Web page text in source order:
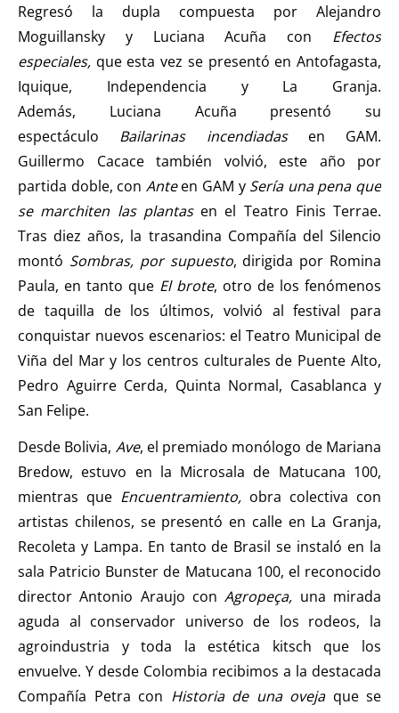
Regresó la dupla compuesta por Alejandro
Moguillansky y Luciana Acuña con Efectos
especiales, que esta vez se presentó en Antofagasta,
Iquique, Independencia y La Granja.
Además,
Luciana
Acuña presentó su
espectáculo Bailarinas incendiadas en GAM.
Guillermo Cacace también volvió, este año por
partida doble, con Anteen GAM y Sería una pena que
se marchiten las plantas en el Teatro Finis Terrae.
Tras diez años, la trasandina Compañía del Silencio
montó Sombras, por supuesto, dirigida por Romina
Paula, en tanto que El brote, otro de los fenómenos
de taquilla de los últimos, volvió al festival para
conquistar nuevos escenarios: el Teatro Municipal de
Viña del Mar y los centros culturales de Puente Alto,
Pedro Aguirre Cerda, Quinta Normal, Casablanca y
San Felipe.
Desde Bolivia, Ave, el premiado monólogo de Mariana
Bredow, estuvo en la Microsala de Matucana 100,
mientras que Encuentramiento, obra colectiva con
artistas chilenos, se presentó en calle en La Granja,
Recoleta y Lampa. En tanto de Brasil se instaló en la
sala Patricio Bunster de Matucana 100, el reconocido
director Antonio Araujo conAgropeça, una mirada
aguda al conservador universo de los rodeos, la
agroindustria y toda la estética kitsch que los
envuelve. Y desde Colombia recibimos a la destacada
Compañía Petra con Historia de una ovejaque se